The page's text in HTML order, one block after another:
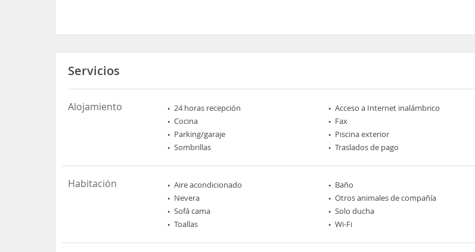
Servicios
Alojamiento 24 horas recepción Acceso a Internet inalámbrico
Cocina
Fax
Parking/garaje
Piscina exterior
Sombrillas
Traslados de pago
Habitación Aire acondicionado Baño
Nevera
Otros animales de compañía
Sofá cama
Solo ducha
Toallas
Wi-Fi